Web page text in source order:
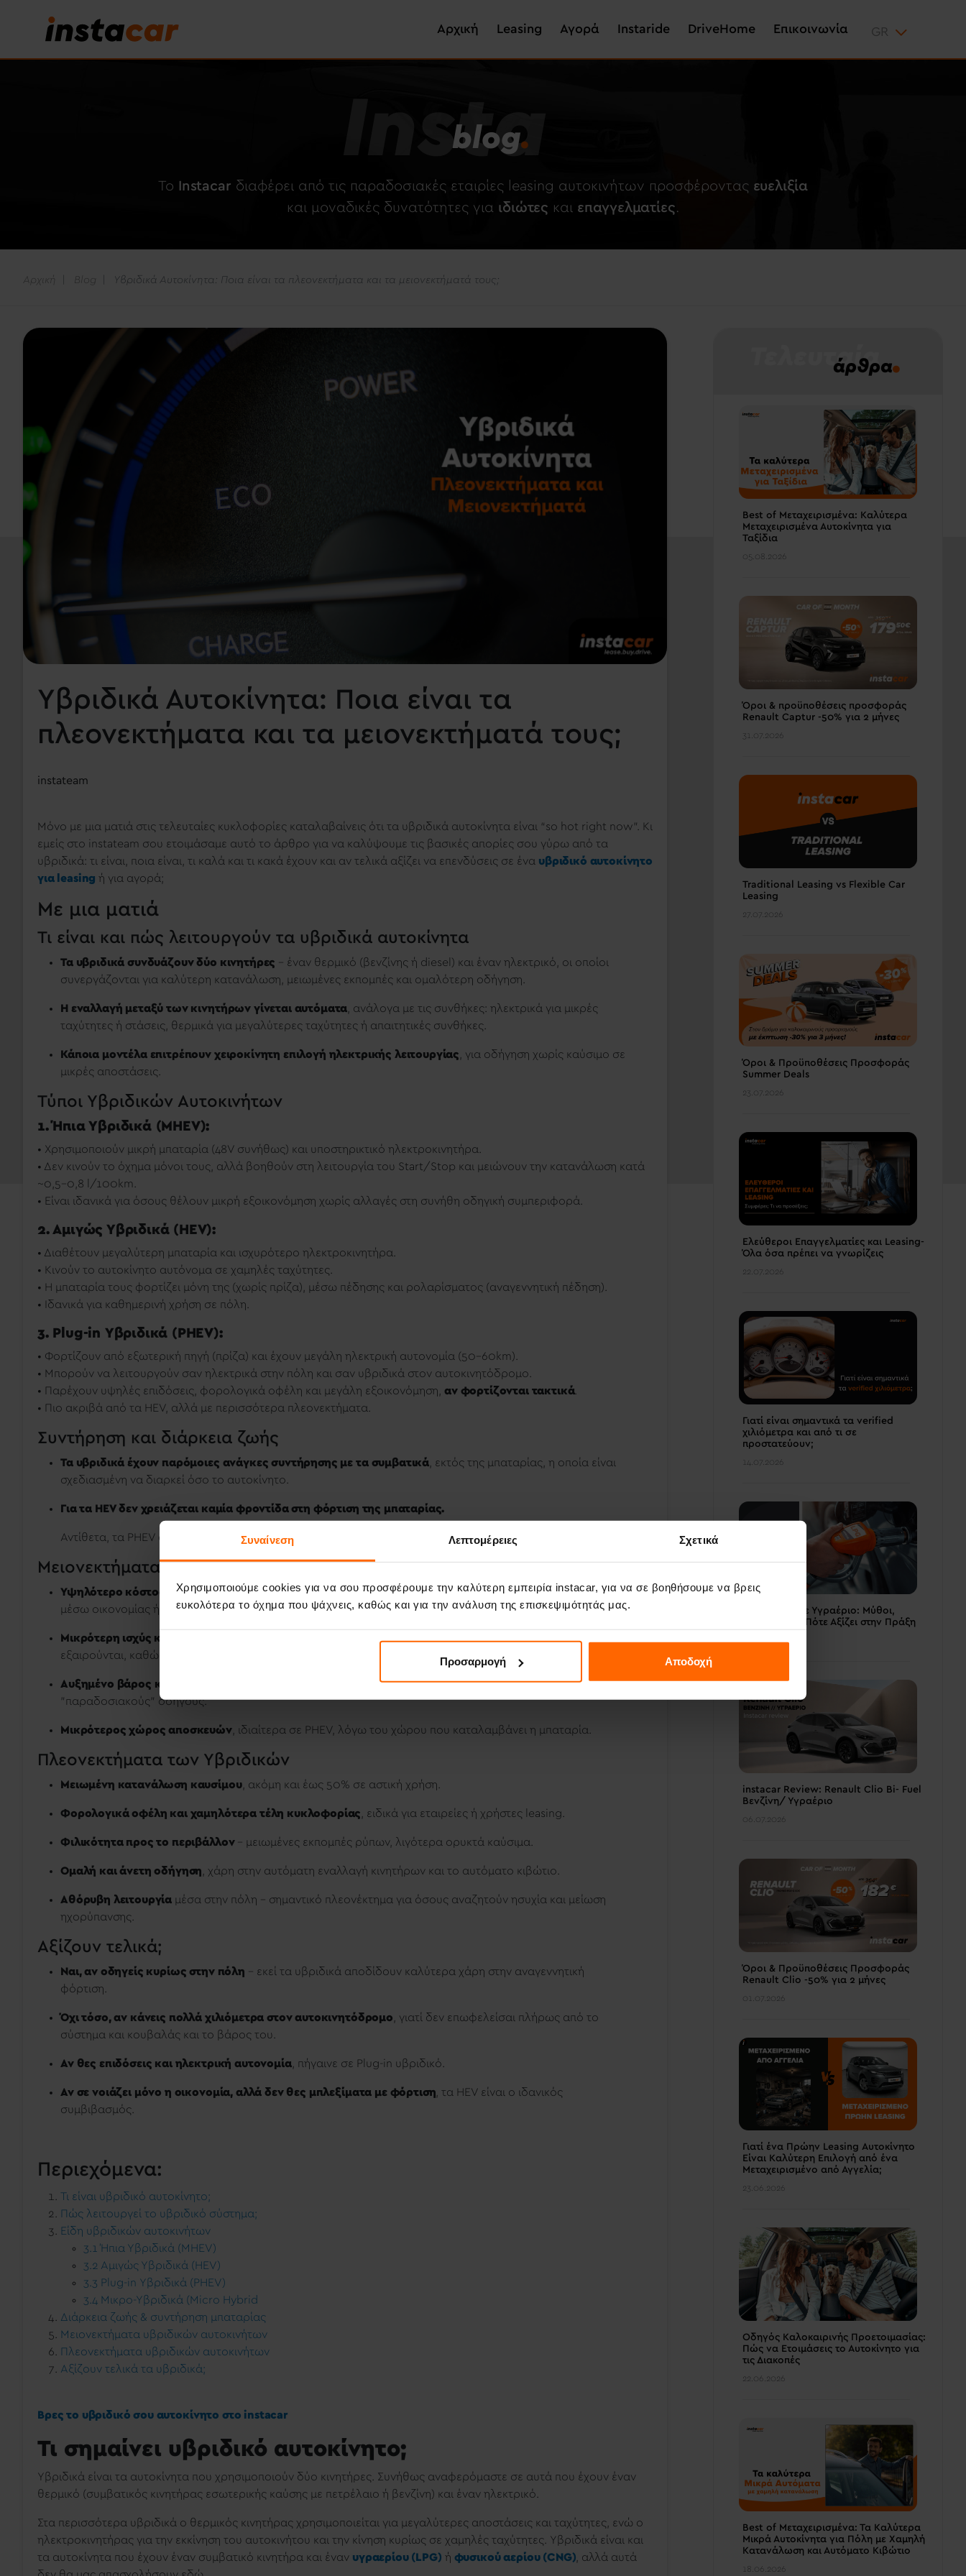
Συναίνεση Λεπτομέρειες Σχετικά
Χρησιμοποιούμε cookies για να σου προσφέρουμε την καλύτερη εμπειρία instacar, για να σε βοηθήσουμε να βρεις
ευκολότερα το όχημα που ψάχνεις, καθώς και για την ανάλυση της επισκεψιμότητάς μας.
Προσαρμογή Αποδοχή
content
Main navigation
Αρχική Leasing Αγορά Instaride DriveHome Επικοινωνία
Insta
blog.
To Instacar διαφέρει από τις παραδοσιακές εταιρίες leasing αυτοκινήτων προσφέροντας ευελιξία
και μοναδικές δυνατότητες για ιδιώτες και επαγγελματίες.
Αρχική Blog Υβριδικά Αυτοκίνητα: Ποια είναι τα πλεονεκτήματα και τα μειονεκτήματά τους;
Υβριδικά Αυτοκίνητα: Ποια είναι τα
πλεονεκτήματα και τα μειονεκτήματά τους;
instateam
Μόνο με μια ματιά στις τελευταίες κυκλοφορίες καταλαβαίνεις ότι τα υβριδικά αυτοκίνητα είναι “so hot right now”. Kι
εμείς στο instateam σου ετοιμάσαμε αυτό το άρθρο για να καλύψουμε τις βασικές απορίες σου γύρω από τα
υβριδικά: τι είναι, ποια είναι, τι καλά και τι κακά έχουν και αν τελικά αξίζει να επενδύσεις σε ένα υβριδικό αυτοκίνητο
για leasing ή για αγορά;
Με μια ματιά
Τι είναι και πώς λειτουργούν τα υβριδικά αυτοκίνητα
Τα υβριδικά συνδυάζουν δύο κινητήρες – έναν θερμικό (βενζίνης ή diesel) και έναν ηλεκτρικό, οι οποίοι
συνεργάζονται για καλύτερη κατανάλωση, μειωμένες εκπομπές και ομαλότερη οδήγηση.
Η εναλλαγή μεταξύ των κινητήρων γίνεται αυτόματα , ανάλογα με τις συνθήκες: ηλεκτρικά για μικρές
ταχύτητες ή στάσεις, θερμικά για μεγαλύτερες ταχύτητες ή απαιτητικές συνθήκες.
Κάποια μοντέλα επιτρέπουν χειροκίνητη επιλογή ηλεκτρικής λειτουργίας , για οδήγηση χωρίς καύσιμο σε
μικρές αποστάσεις.
Τύποι Υβριδικών Αυτοκινήτων
1. Ήπια Υβριδικά (MHEV):
• Χρησιμοποιούν μικρή μπαταρία (48V συνήθως) και υποστηρικτικό ηλεκτροκινητήρα.
• Δεν κινούν το όχημα μόνοι τους, αλλά βοηθούν στη λειτουργία του Start/Stop και μειώνουν την κατανάλωση κατά
~0,5–0,8 l/100km.
• Είναι ιδανικά για όσους θέλουν μικρή εξοικονόμηση χωρίς αλλαγές στη συνήθη οδηγική συμπεριφορά.
2. Αμιγώς Υβριδικά (HEV):
• Διαθέτουν μεγαλύτερη μπαταρία και ισχυρότερο ηλεκτροκινητήρα.
• Κινούν το αυτοκίνητο αυτόνομα σε χαμηλές ταχύτητες.
• Η μπαταρία τους φορτίζει μόνη της (χωρίς πρίζα), μέσω πέδησης και ρολαρίσματος (αναγεννητική πέδηση).
• Ιδανικά για καθημερινή χρήση σε πόλη.
3. Plug-in Υβριδικά (PHEV):
• Φορτίζουν από εξωτερική πηγή (πρίζα) και έχουν μεγάλη ηλεκτρική αυτονομία (50–60km).
• Μπορούν να λειτουργούν σαν ηλεκτρικά στην πόλη και σαν υβριδικά στον αυτοκινητόδρομο.
• Παρέχουν υψηλές επιδόσεις, φορολογικά οφέλη και μεγάλη εξοικονόμηση, αν φορτίζονται τακτικά.
• Πιο ακριβά από τα HEV, αλλά με περισσότερα πλεονεκτήματα.
Συντήρηση και διάρκεια ζωής
Τα υβριδικά έχουν παρόμοιες ανάγκες συντήρησης με τα συμβατικά , εκτός της μπαταρίας, η οποία είναι
σχεδιασμένη να διαρκεί όσο το αυτοκίνητο.
Για τα HEV δεν χρειάζεται καμία φροντίδα στη φόρτιση της μπαταρίας.
Αντίθετα, τα PHEV απαιτούν προσοχή στην πλήρη φόρτιση (να μην μένει πολύ ώρα στο 100%).
Μειονεκτήματα των Υβριδικών Αυτοκινήτων
Υψηλότερο κόστος απόκτησης, ειδικά για τα Plug-in υβριδικά. Η διαφορά αποσβένεται σε βάθος χρόνου
μέσω οικονομίας ή φοροελαφρύνσεων.
Μικρότερη ισχύς και επιδόσεις σε HEV/MHEV
, σε σχέση με αντίστοιχα συμβατικά μοντέλα. Τα PHEV
εξαιρούνται, καθώς προσφέρουν καλύτερες επιδόσεις.
Αυξημένο βάρος και αυτόματο κιβώτιο
, που ίσως επηρεάσουν την οδηγική αίσθηση για τους πιο
"παραδοσιακούς" οδηγούς.
Μικρότερος χώρος αποσκευών, ιδιαίτερα σε PHEV, λόγω του χώρου που καταλαμβάνει η μπαταρία.
Πλεονεκτήματα των Υβριδικών
Μειωμένη κατανάλωση καυσίμου, ακόμη και έως 50% σε αστική χρήση.
Φορολογικά οφέλη και χαμηλότερα τέλη κυκλοφορίας , ειδικά για εταιρείες ή χρήστες leasing.
Φιλικότητα προς το περιβάλλον– μειωμένες εκπομπές ρύπων, λιγότερα ορυκτά καύσιμα.
Ομαλή και άνετη οδήγηση , χάρη στην αυτόματη εναλλαγή κινητήρων και το αυτόματο κιβώτιο.
Αθόρυβη λειτουργία μέσα στην πόλη – σημαντικό πλεονέκτημα για όσους αναζητούν ησυχία και μείωση
ηχορύπανσης.
Αξίζουν τελικά;
Ναι, αν οδηγείς κυρίως στην πόλη – εκεί τα υβριδικά αποδίδουν καλύτερα χάρη στην αναγεννητική
φόρτιση.
Όχι τόσο, αν κάνεις πολλά χιλιόμετρα στον αυτοκινητόδρομο , γιατί δεν επωφελείσαι πλήρως από το
σύστημα και κουβαλάς και το βάρος του.
Αν θες επιδόσεις και ηλεκτρική αυτονομία, πήγαινε σε Plug-in υβριδικό.
Αν σε νοιάζει μόνο η οικονομία, αλλά δεν θες μπλεξίματα με φόρτιση , τα HEV είναι ο ιδανικός
συμβιβασμός.
Περιεχόμενα:
Τι είναι υβριδικό αυτοκίνητο;
Πώς λειτουργεί το υβριδικό σύστημα;
Είδη υβριδικών αυτοκινήτων
3.1 Ήπια Υβριδικά (MHEV)
3.2 Αμιγώς Υβριδικά (HEV)
3.3 Plug-in Υβριδικά (PHEV)
3.4 Μικρο-Υβριδικά (Micro Hybrid
Διάρκεια ζωής & συντήρηση μπαταρίας
Μειονεκτήματα υβριδικών αυτοκινήτων
Πλεονεκτήματα υβριδικών αυτοκινήτων
Αξίζουν τελικά τα υβριδικά;
Βρες το υβριδικό σου αυτοκίνητο στο instacar
Τι σημαίνει υβριδικό αυτοκίνητο;
Υβριδικά είναι τα αυτοκίνητα πoυ χρησιμοποιούν δύο κινητήρες. Συνήθως αναφερόμαστε σε αυτά που έχουν έναν
θερμικό (συμβατικός κινητήρας εσωτερικής καύσης με πετρέλαιο ή βενζίνη) και έναν ηλεκτρικό.
Στα περισσότερα υβριδικά ο θερμικός κινητήρας χρησιμοποιείται για μεγαλύτερες αποστάσεις και ταχύτητες, ενώ ο
ηλεκτροκινητήρας για την εκκίνηση του αυτοκινήτου και την κίνηση κυρίως σε χαμηλές ταχύτητες. Yβριδικά είναι και
τα αυτοκίνητα που έχουν έναν συμβατικό κινητήρα και έναν υγραερίου (LPG) ή φυσικού αερίου (CNG) , αλλά αυτά
Τελευταία
άρθρα.
Best of Μεταχειρισμένα: Καλύτερα
Μεταχειρισμένα Αυτοκίνητα για
Ταξίδια
05.08.2026
Όροι & προϋποθέσεις πρoσφοράς
Renault Captur -50% για 2 μήνες
31.07.2026
Traditional Leasing vs Flexible Car
Leasing
27.07.2026
Όροι & Προϋποθέσεις Προσφοράς
Summer Deals
23.07.2026
Ελεύθεροι Επαγγελματίες και Leasing-
Όλα όσα πρέπει να γνωρίζεις
22.07.2026
Γιατί είναι σημαντικά τα verified
χιλιόμετρα και από τι σε
προστατεύουν;
14.07.2026
Αυτοκίνητο με Υγραέριο: Μύθοι,
Αλήθειες και Πότε Αξίζει στην Πράξη
08.07.2026
instacar Review: Renault Clio Bi- Fuel
Βενζίνη/ Υγραέριο
06.07.2026
Όροι & Προϋποθέσεις Προσφοράς
Renault Clio -50% για 2 μήνες
01.07.2026
Γιατί ένα Πρώην Leasing Αυτοκίνητο
Είναι Καλύτερη Επιλογή από ένα
Μεταχειρισμένο από Αγγελία;
23.06.2026
Οδηγός Καλοκαιρινής Προετοιμασίας:
Πώς να Ετοιμάσεις το Αυτοκίνητο για
τις Διακοπές
22.06.2026
Best of Μεταχειρισμένα: Τα Καλύτερα
Μικρά Αυτοκίνητα για Πόλη με Χαμηλή
Κατανάλωση και Αυτόματο Κιβώτιο
18.06.2026